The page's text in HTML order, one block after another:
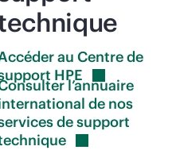
au Centre de
HPE
l’annuaire
de nos
de support